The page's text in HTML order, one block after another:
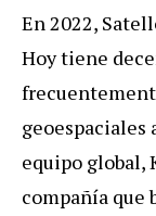
En 2022,
Hoy tiene
geoespaciales
equipo global,
compañía que